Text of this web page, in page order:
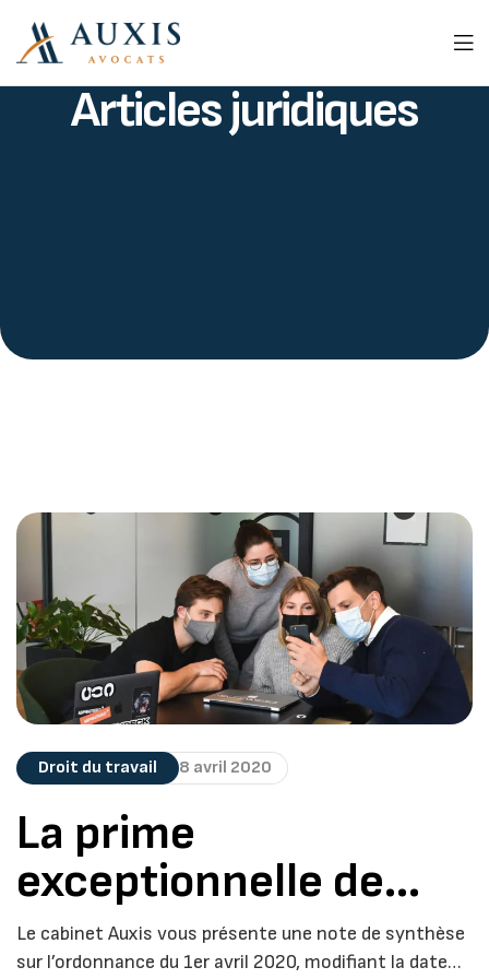
Articles juridiques
Droit du travail 8 avril 2020
La prime
exceptionnelle de
pouvoir d’achat en
Le cabinet Auxis vous présente une note de synthèse
sur l’ordonnance du 1er avril 2020, modifiant la date